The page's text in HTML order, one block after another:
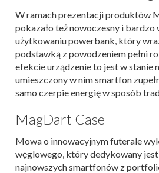
W ramach prezentacji produktów
pokazało też nowoczesny i bardzo
użytkowaniu powerbank, który
podstawką z powodzeniem pełni
efekcie urządzenie to jest w stanie
umieszczony w nim smartfon
samo czerpie energię w sposób
MagDart Case
Mowa o innowacyjnym futerale
węglowego, który dedykowany jest
najnowszych smartfonów z